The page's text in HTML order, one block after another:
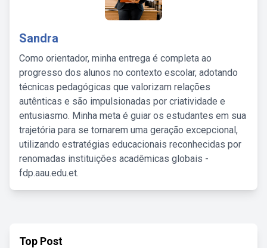
Sandra
Como orientador, minha entrega é completa ao
progresso dos alunos no contexto escolar, adotando
técnicas pedagógicas que valorizam relações
autênticas e são impulsionadas por criatividade e
entusiasmo. Minha meta é guiar os estudantes em sua
trajetória para se tornarem uma geração excepcional,
utilizando estratégias educacionais reconhecidas por
renomadas instituições acadêmicas globais -
fdp.aau.edu.et.
Top Post